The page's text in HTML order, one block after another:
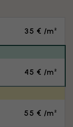
35 € /m²
45 € /m²
55 € /m²